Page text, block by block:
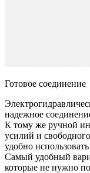
Готовое соединение
надежное
К тому же ручной
усилий и
удобно
Самый удобный
которые не нужно